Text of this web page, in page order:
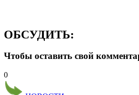
ОБСУДИТЬ:
Чтобы оставить свой
0